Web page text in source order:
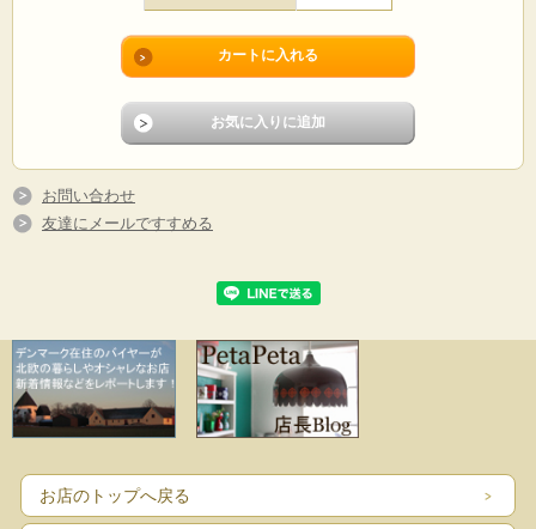
お問い合わせ
友達にメールですすめる
お店のトップへ戻る